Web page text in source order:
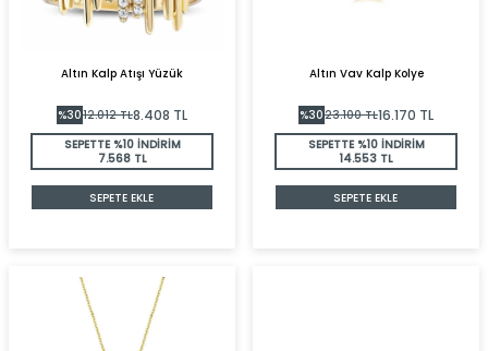
Altın Kalp Atışı Yüzük
%3012.012TL8.408 TL
SEPETTE %10 İNDİRİM
7.568 TL
SEPETE EKLE
Altın Vav Kalp Kolye
%3023.100TL16.170 TL
SEPETTE %10 İNDİRİM
14.553 TL
SEPETE EKLE